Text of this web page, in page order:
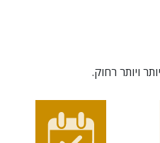
ויותר רחוק.